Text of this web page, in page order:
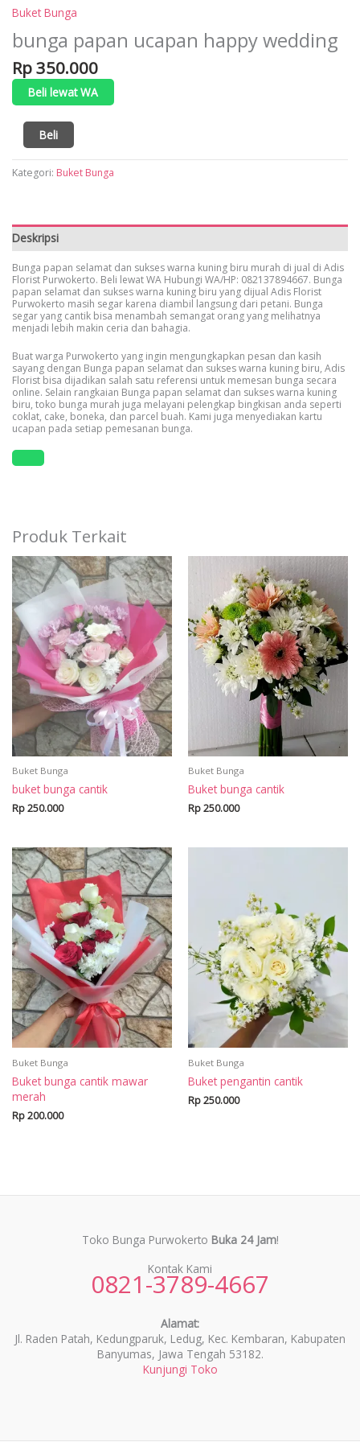
Buket Bunga
bunga papan ucapan happy wedding
Rp350.000
Beli lewat WA
Kuantitas
bunga
papan
ucapan
Beli
Kategori: Buket Bunga
Deskripsi
Bunga papan selamat dan sukses warna kuning biru murah di jual di Adis
Florist Purwokerto. Beli lewat WA Hubungi WA/HP: 082137894667. Bunga
papan selamat dan sukses warna kuning biru yang dijual Adis Florist
Purwokerto masih segar karena diambil langsung dari petani. Bunga
segar yang cantik bisa menambah semangat orang yang melihatnya
menjadi lebih makin ceria dan bahagia.
Buat warga Purwokerto yang ingin mengungkapkan pesan dan kasih
sayang dengan Bunga papan selamat dan sukses warna kuning biru, Adis
Florist bisa dijadikan salah satu referensi untuk memesan bunga secara
online. Selain rangkaian Bunga papan selamat dan sukses warna kuning
biru, toko bunga murah juga melayani pelengkap bingkisan anda seperti
coklat, cake, boneka, dan parcel buah. Kami juga menyediakan kartu
ucapan pada setiap pemesanan bunga.
Produk Terkait
Buket Bunga
buket bunga cantik
Rp250.000
Buket Bunga
Buket bunga cantik
Rp250.000
Buket Bunga
Buket bunga cantik mawar
merah
Rp200.000
Buket Bunga
Buket pengantin cantik
Rp250.000
Toko Bunga Purwokerto Buka 24 Jam!
Kontak Kami
0821-3789-4667
Alamat:
Jl. Raden Patah, Kedungparuk, Ledug, Kec. Kembaran, Kabupaten
Banyumas, Jawa Tengah 53182.
Kunjungi Toko